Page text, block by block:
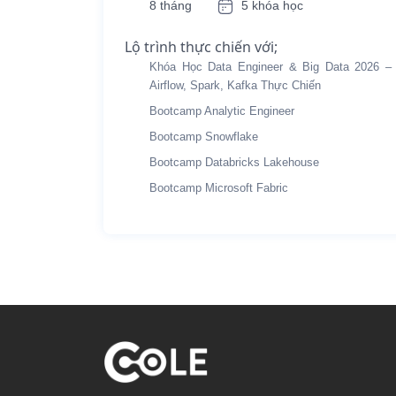
8 tháng 5 khóa học
Lộ trình thực chiến với;
Khóa Học Data Engineer & Big Data 2026 –
Airflow, Spark, Kafka Thực Chiến
Bootcamp Analytic Engineer
Bootcamp Snowflake
Bootcamp Databricks Lakehouse
Bootcamp Microsoft Fabric